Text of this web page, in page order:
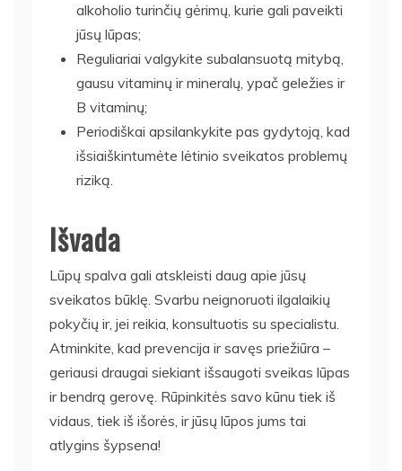
alkoholio turinčių gėrimų, kurie gali paveikti
jūsų lūpas;
Reguliariai valgykite subalansuotą mitybą,
gausu vitaminų ir mineralų, ypač geležies ir
B vitaminų;
Periodiškai apsilankykite pas gydytoją, kad
išsiaiškintumėte lėtinio sveikatos problemų
riziką.
Išvada
Lūpų spalva gali atskleisti daug apie jūsų
sveikatos būklę. Svarbu neignoruoti ilgalaikių
pokyčių ir, jei reikia, konsultuotis su specialistu.
Atminkite, kad prevencija ir savęs priežiūra –
geriausi draugai siekiant išsaugoti sveikas lūpas
ir bendrą gerovę. Rūpinkitės savo kūnu tiek iš
vidaus, tiek iš išorės, ir jūsų lūpos jums tai
atlygins šypsena!